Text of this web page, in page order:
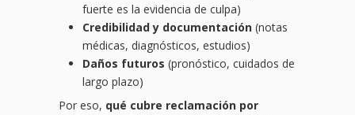
fuerte es la evidencia de culpa)
Credibilidad y documentación (notas
médicas, diagnósticos, estudios)
Daños futuros (pronóstico, cuidados de
largo plazo)
Por eso, qué cubre reclamación por